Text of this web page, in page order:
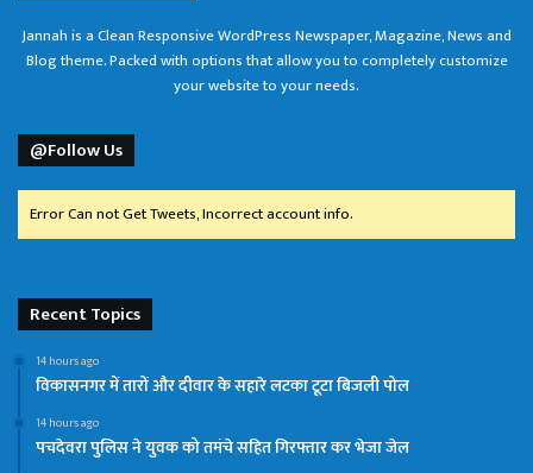
Jannah is a Clean Responsive WordPress Newspaper, Magazine, News and
Blog theme. Packed with options that allow you to completely customize
your website to your needs.
@Follow Us
Error Can not Get Tweets, Incorrect account info.
Recent Topics
14 hours ago
विकासनगर में तारों और दीवार के सहारे लटका टूटा बिजली पोल
14 hours ago
पचदेवरा पुलिस ने युवक को तमंचे सहित गिरफ्तार कर भेजा जेल